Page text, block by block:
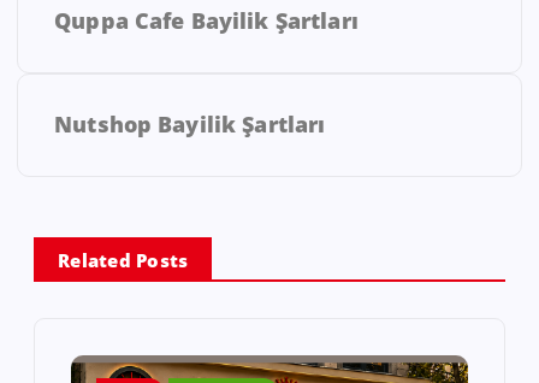
Quppa Cafe Bayilik Şartları
Nutshop Bayilik Şartları
Related Posts